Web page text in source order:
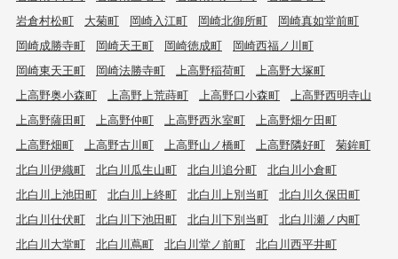
岩倉村松町
大菊町 岡崎入江町 岡崎北御所町
岡崎真如堂前町
岡崎成勝寺町
岡崎天王町 岡崎徳成町
岡崎西福ノ川町
岡崎東天王町
岡崎法勝寺町 上高野稲荷町
上高野大塚町
上高野奥小森町
上高野上荒蒔町 上高野口小森町
上高野西明寺山
上高野薩田町
上高野仲町 上高野西氷室町
上高野畑ケ田町
上高野畑町
上高野古川町 上高野山ノ橋町 上高野隣好町
菊鉾町
北白川伊織町
北白川瓜生山町 北白川追分町
北白川小倉町
北白川上池田町
北白川上終町 北白川上別当町
北白川久保田町
北白川仕伏町
北白川下池田町 北白川下別当町
北白川瀬ノ内町
北白川大堂町
北白川蔦町 北白川堂ノ前町
北白川西平井町